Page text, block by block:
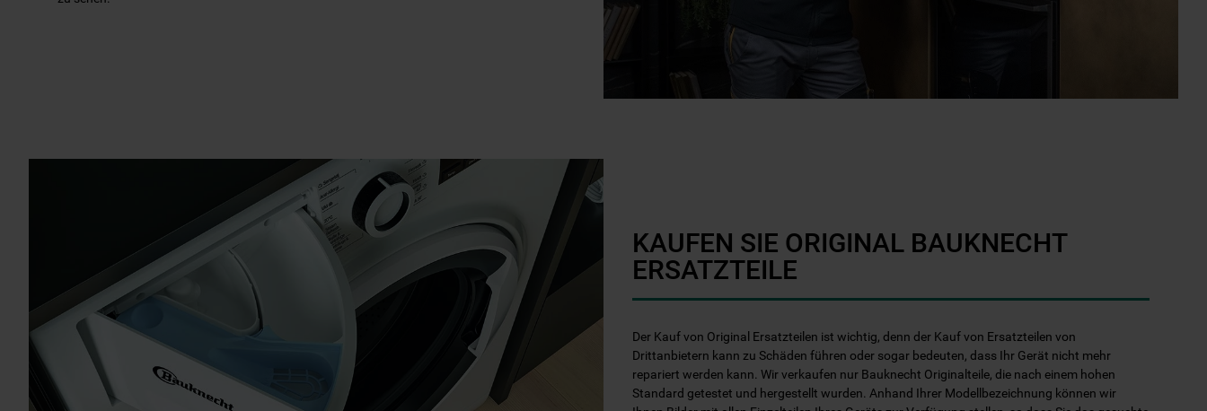
KAUFEN SIE ORIGINAL BAUKNECHT
ERSATZTEILE
Der Kauf von Original Ersatzteilen ist wichtig, denn der Kauf von Ersatzteilen von
Drittanbietern kann zu Schäden führen oder sogar bedeuten, dass Ihr Gerät nicht mehr
repariert werden kann. Wir verkaufen nur Bauknecht Originalteile, die nach einem hohen
Standard getestet und hergestellt wurden. Anhand Ihrer Modellbezeichnung können wir